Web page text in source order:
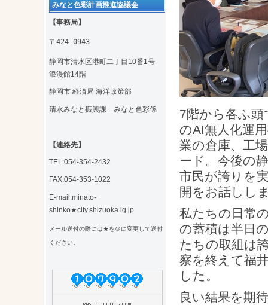
みなと色彩計画推進協議会
【事務局】
〒424-0943
静岡市清水区港町二丁目10番1号
浪漫館14階
静岡市 経済局 海洋政策部
清水みなと振興課 みなと色彩係
【連絡先】
TEL:054-354-2432
FAX:054-353-1022
E-mail:minato-
shinko★city.shizuoka.lg.jp
メール送付の際には★を＠に変更して送付
ください。
7階から各ふ
のAI無人化運
業の倉庫、工
ード。今後の
市民が誇りを
開をお話しし
私たちの日常
の蓄積は半日
たちの取組は
察を終えて福
した。
良い結果を期